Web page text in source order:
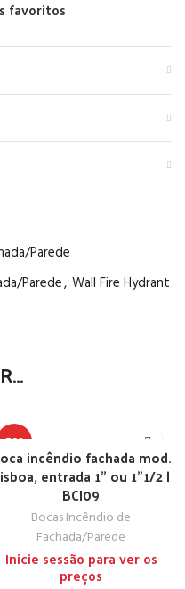
favoritos
Parede
Parede, Wall Fire Hydrant
TOP
incêndio fachada mod.
entrada 1” ou 1”1/2 |
BCI09
Bocas Incêndio de
Fachada/Parede
Inicie sessão para ver os
preços